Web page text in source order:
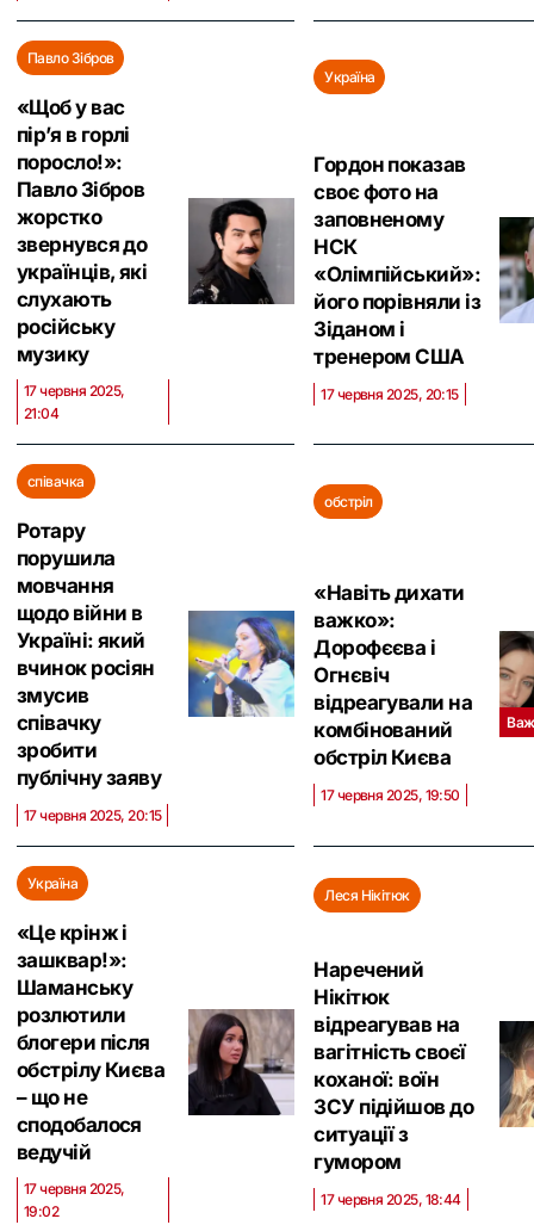
Павло Зібров
«Щоб у вас
пір’я в горлі
поросло!»:
Павло Зібров
жорстко
звернувся до
українців, які
слухають
російську
музику
17 червня 2025,
21:04
Україна
Гордон показав
своє фото на
заповненому
НСК
«Олімпійський»:
його порівняли із
Зіданом і
тренером США
17 червня 2025, 20:15
співачка
Ротару
порушила
мовчання
щодо війни в
Україні: який
вчинок росіян
змусив
співачку
зробити
публічну заяву
17 червня 2025, 20:15
обстріл
«Навіть дихати
важко»:
Дорофєєва і
Огнєвіч
відреагували на
комбінований
обстріл Києва
17 червня 2025, 19:50
Україна
«Це крінж і
зашквар!»:
Шаманську
розлютили
блогери після
обстрілу Києва
– що не
сподобалося
ведучій
17 червня 2025,
19:02
Леся Нікітюк
Наречений
Нікітюк
відреагував на
вагітність своєї
коханої: воїн
ЗСУ підійшов до
ситуації з
гумором
17 червня 2025, 18:44